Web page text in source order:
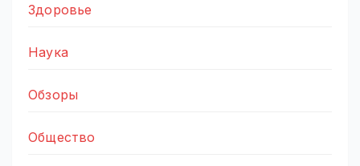
Здоровье
Наука
Обзоры
Общество